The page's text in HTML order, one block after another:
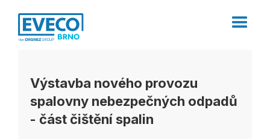
Výstavba nového provozu
spalovny nebezpečných odpadů
- část čištění spalin